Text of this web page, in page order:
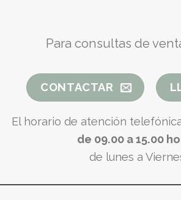
Para consultas de
CONTACTAR
El horario de atención
de 09.00 a 15.00
de lunes a